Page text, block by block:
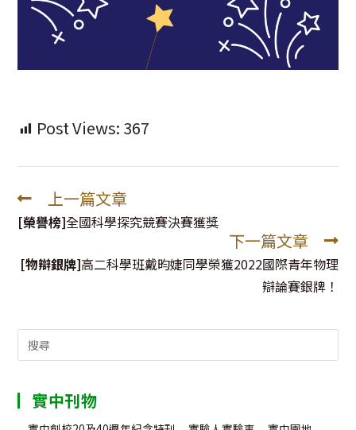
Post Views: 367
Read
more
上一篇文章
[榮譽榜]全國科學探究競賽決賽獲獎
下一篇文章
[物辯銀牌]高二科學班戴昀婕同學榮獲2022國際青年物理
辯論賽銀牌！
Search
實中刊物